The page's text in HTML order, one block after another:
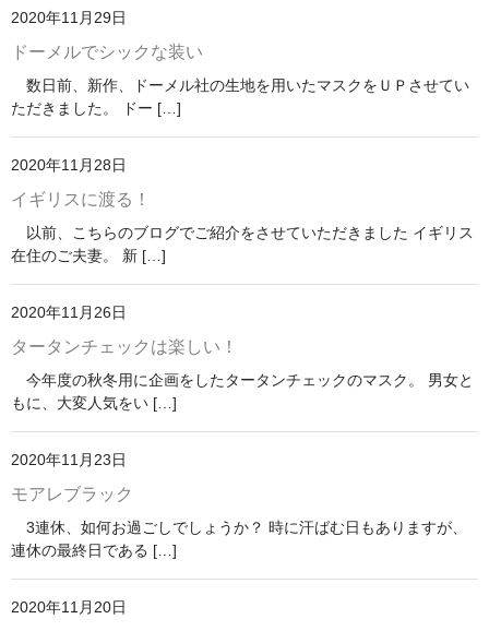
2020年11月29日
ドーメルでシックな装い
数日前、新作、ドーメル社の生地を用いたマスクをＵＰさせてい
ただきました。 ドー […]
2020年11月28日
イギリスに渡る！
以前、こちらのブログでご紹介をさせていただきました イギリス
在住のご夫妻。 新 […]
2020年11月26日
タータンチェックは楽しい！
今年度の秋冬用に企画をしたタータンチェックのマスク。 男女と
もに、大変人気をい […]
2020年11月23日
モアレブラック
3連休、如何お過ごしでしょうか？ 時に汗ばむ日もありますが、
連休の最終日である […]
2020年11月20日